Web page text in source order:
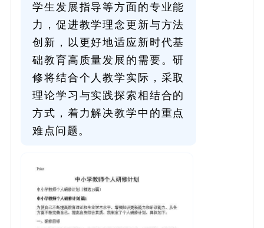
学生发展指导等方面的专业能
力，促进教学理念更新与方法
创新，以更好地适应新时代基
础教育高质量发展的需要。研
修将结合个人教学实际，采取
理论学习与实践探索相结合的
方式，着力解决教学中的重点
难点问题。